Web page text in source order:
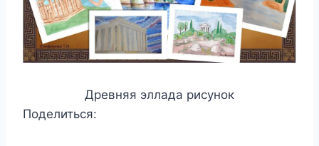
Древняя эллада рисунок
Поделиться: